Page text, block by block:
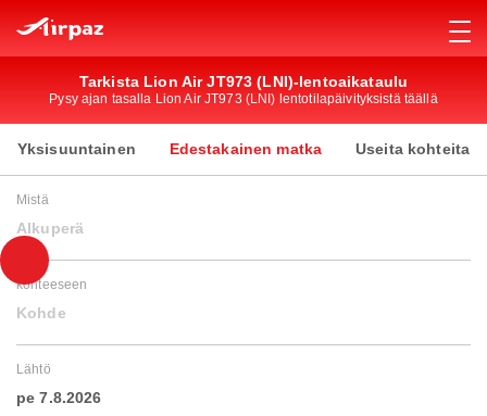
Tarkista Lion Air JT973 (LNI)-lentoaikataulu
Pysy ajan tasalla Lion Air JT973 (LNI) lentotilapäivityksistä täällä
Yksisuuntainen Edestakainen matka Useita kohteita
Mistä
Alkuperä
kohteeseen
Kohde
Lähtö
pe 7.8.2026